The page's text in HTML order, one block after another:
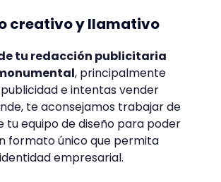
creativo y llamativo
tu redacción publicitaria
, principalmente
e intentas vender
te aconsejamos trabajar de
tu equipo de diseño para poder
formato único que permita
empresarial.